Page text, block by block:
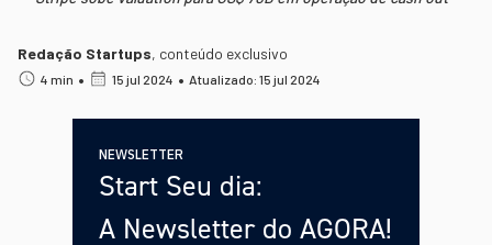
Redação Startups, conteúdo exclusivo
4 min • 15 jul 2024 • Atualizado: 15 jul 2024
NEWSLETTER
Start Seu dia:
A Newsletter do AGORA!